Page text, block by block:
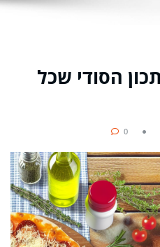
הסודי שכל
0